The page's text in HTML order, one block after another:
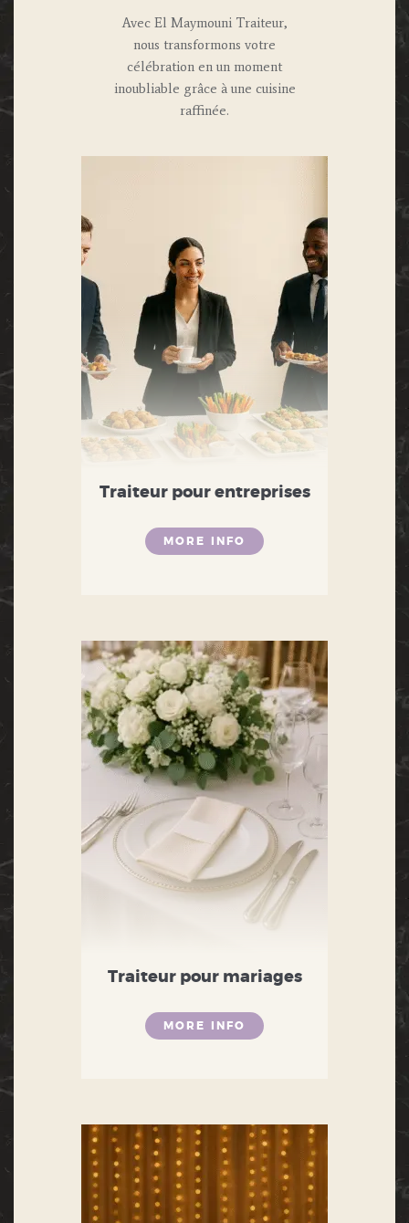
Avec El Maymouni Traiteur,
nous transformons votre
célébration en un moment
inoubliable grâce à une cuisine
raffinée.
Traiteur pour entreprises
MORE INFO
Traiteur pour mariages
MORE INFO